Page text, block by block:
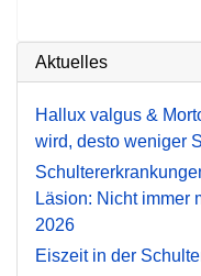
Aktuelles
Hallux valgus &
wird, desto weniger
Läsion: Nicht immer
2026
Eiszeit in der